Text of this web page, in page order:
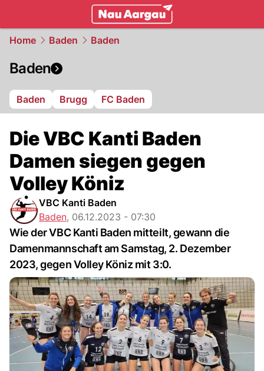
Home Baden Baden
Baden
Baden Brugg FC Baden
Die VBC Kanti Baden
Damen siegen gegen
Volley Köniz
VBC Kanti Baden
Baden, 06.12.2023 - 07:30
Wie der VBC Kanti Baden mitteilt, gewann die
Damenmannschaft am Samstag, 2. Dezember
2023, gegen Volley Köniz mit 3:0.